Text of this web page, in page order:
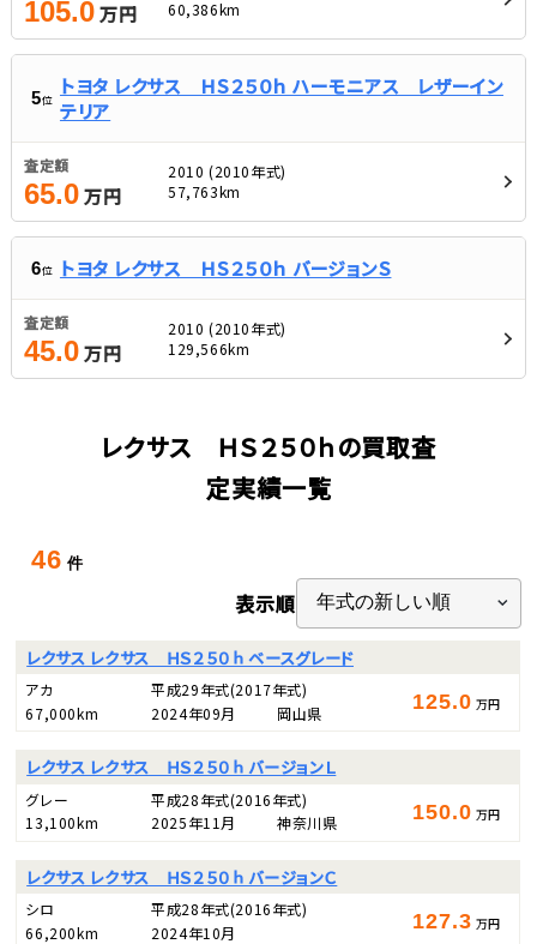
105.0万円 60,386km
5位
トヨタ レクサス ＨＳ２５０ｈ ハーモニアス レザーイン
テリア
査定額
65.0万円
2010 (2010年式)
57,763km
6位 トヨタ レクサス ＨＳ２５０ｈ バージョンＳ
査定額
45.0万円
2010 (2010年式)
129,566km
レクサス ＨＳ２５０ｈの買取査
定実績一覧
46 件
表示順
レクサス レクサス ＨＳ２５０ｈ ベースグレード
アカ 平成29年式(2017年式)
67,000km
2024年09月 岡山県 125.0 万円
レクサス レクサス ＨＳ２５０ｈ バージョンＬ
グレー 平成28年式(2016年式)
13,100km
2025年11月 神奈川県 150.0 万円
レクサス レクサス ＨＳ２５０ｈ バージョンＣ
シロ 平成28年式(2016年式)
66,200km
2024年10月 127.3 万円